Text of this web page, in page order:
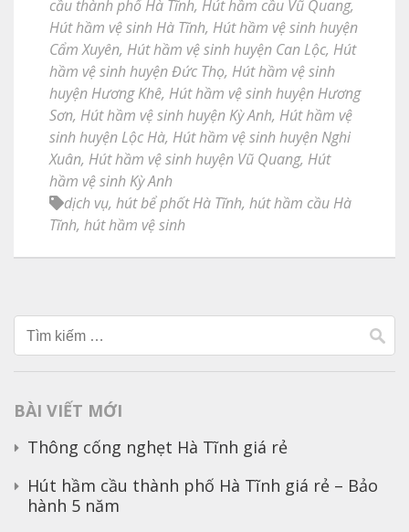
cầu thành phố Hà Tĩnh, Hút hầm cầu Vũ Quang,
Hút hầm vệ sinh Hà Tĩnh, Hút hầm vệ sinh huyện
Cẩm Xuyên, Hút hầm vệ sinh huyện Can Lộc, Hút
hầm vệ sinh huyện Đức Thọ, Hút hầm vệ sinh
huyện Hương Khê, Hút hầm vệ sinh huyện Hương
Sơn, Hút hầm vệ sinh huyện Kỳ Anh, Hút hầm vệ
sinh huyện Lộc Hà, Hút hầm vệ sinh huyện Nghi
Xuân, Hút hầm vệ sinh huyện Vũ Quang, Hút
hầm vệ sinh Kỳ Anh
dịch vụ, hút bể phốt Hà Tĩnh, hút hầm cầu Hà
Tĩnh, hút hầm vệ sinh
Tìm
kiếm
BÀI VIẾT MỚI
Thông cống nghẹt Hà Tĩnh giá rẻ
Hút hầm cầu thành phố Hà Tĩnh giá rẻ – Bảo
hành 5 năm